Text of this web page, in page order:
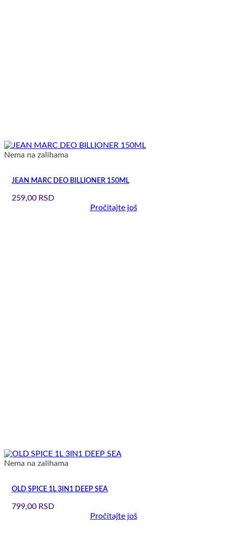
Nema na zalihama
JEAN MARC DEO BILLIONER 150ML
259,00 RSD
Pročitajte još
Nema na zalihama
OLD SPICE 1L 3IN1 DEEP SEA
799,00 RSD
Pročitajte još